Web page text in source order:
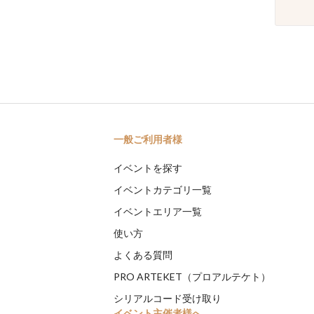
一般ご利用者様
イベントを探す
イベントカテゴリ一覧
イベントエリア一覧
使い方
よくある質問
PRO ARTEKET（プロアルテケト）
シリアルコード受け取り